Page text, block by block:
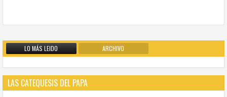
LO MÁS LEIDO ARCHIVO
LAS CATEQUESIS DEL PAPA